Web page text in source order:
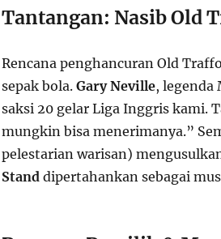
Tantangan: Nasib Old
Rencana penghancuran Old
sepak bola. Gary Neville, legenda
saksi 20 gelar Liga Inggris kami.
mungkin bisa menerimanya.”
pelestarian warisan)
Standdipertahankan sebagai